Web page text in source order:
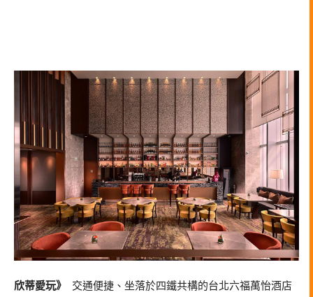
欣蒂愛玩》 交通便捷、坐落於四鐵共構的台北六福萬怡酒店